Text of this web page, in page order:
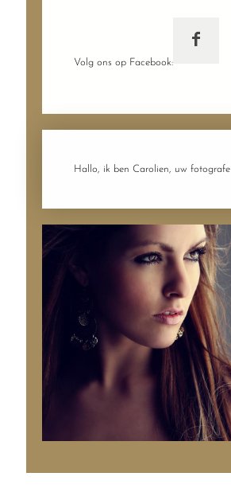
Volg ons op Facebook:
Hallo, ik ben Carolien, uw fotografe